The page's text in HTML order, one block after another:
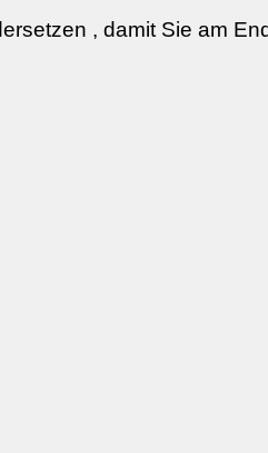
, damit Sie am